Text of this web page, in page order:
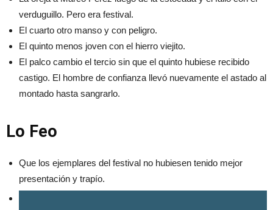
verduguillo. Pero era festival.
El cuarto otro manso y con peligro.
El quinto menos joven con el hierro viejito.
El palco cambio el tercio sin que el quinto hubiese recibido
castigo. El hombre de confianza llevó nuevamente el astado al
montado hasta sangrarlo.
Lo Feo
Que los ejemplares del festival no hubiesen tenido mejor
presentación y trapío.